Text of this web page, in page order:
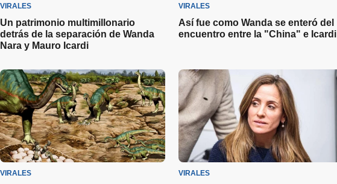
VIRALES
Un patrimonio multimillonario
detrás de la separación de Wanda
Nara y Mauro Icardi
VIRALES
Así fue como Wanda se enteró del
encuentro entre la "China" e Icardi
VIRALES VIRALES